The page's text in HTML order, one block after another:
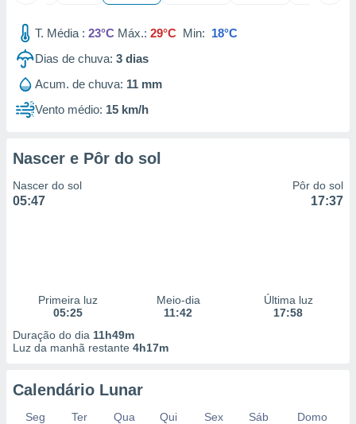
1199
T. Média : 23°C Máx.: 29°C Min: 18°C
Dias de chuva: 3 dias
Acum. de chuva: 11 mm
Vento médio: 15 km/h
Nascer e Pôr do sol
Nascer do sol
05:47
Pôr do sol
17:37
Primeira luz
05:25
Meio-dia
11:42
Última luz
17:58
Duração do dia 11h49m
Luz da manhã restante 4h17m
Calendário Lunar
Seg Ter Qua Qui Sex Sáb
Domo